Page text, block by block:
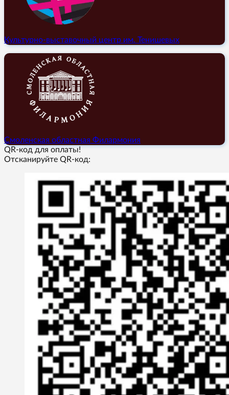
Культурно-выставочный центр им. Тенишевых
Смоленская областная Филармония
QR-код для оплаты!
Отсканируйте QR-код: